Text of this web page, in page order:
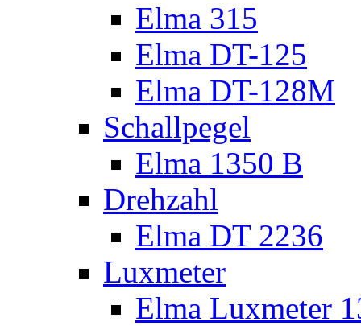
Elma 315
Elma DT-125
Elma DT-128M
Schallpegel
Elma 1350 B
Drehzahl
Elma DT 2236
Luxmeter
Elma Luxmeter